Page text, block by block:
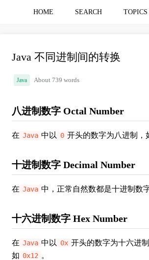
HOME SEARCH TOPICS
Java 不同进制间的转换
Java About 739 words
八进制数字 Octal Number
在 Java 中以 0 开头的数字为八进制，
十进制数字 Decimal Number
在 Java 中，正常自然数都是十进制数字
十六进制数字 Hex Number
在 Java 中以 0x 开头的数字为十六进制
如 0x12 。